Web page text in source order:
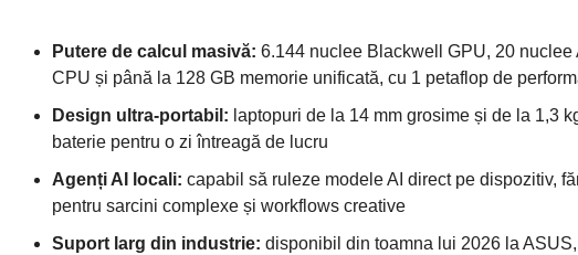
Putere de calcul masivă: 6.144 nuclee Blackwell GPU, 20 nuclee
CPU și până la 128 GB memorie unificată, cu 1 petaflop de
Design ultra-portabil: laptopuri de la 14 mm grosime și de la 1,3
baterie pentru o zi întreagă de lucru
Agenți AI locali: capabil să ruleze modele AI direct pe dispozitiv,
pentru sarcini complexe și workflows creative
Suport larg din industrie: disponibil din toamna lui 2026 la